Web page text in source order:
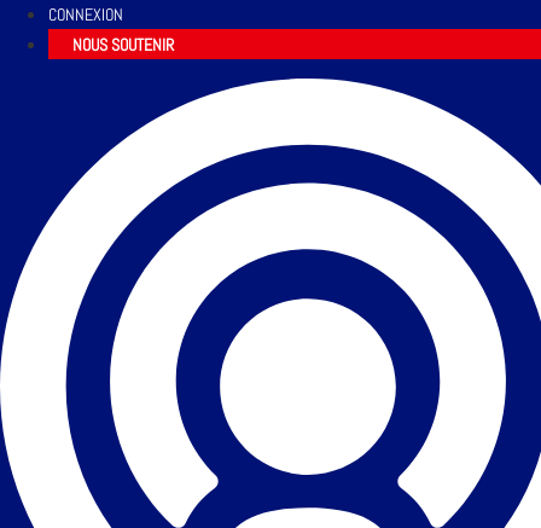
CONNEXION
NOUS SOUTENIR